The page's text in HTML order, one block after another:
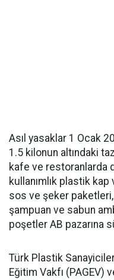
Asıl yasaklar 1 Ocak
1.5 kilonun altındaki
kafe ve restoranlarda
kullanımlık plastik
sos ve şeker
şampuan ve sabun
poşetler AB pazarına
Türk Plastik
Eğitim Vakfı (PAGEV)